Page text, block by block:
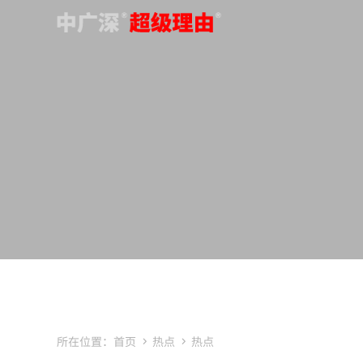
所在位置： 首页 热点 热点